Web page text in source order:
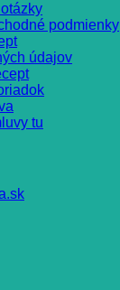
podmienky
údajov
tu